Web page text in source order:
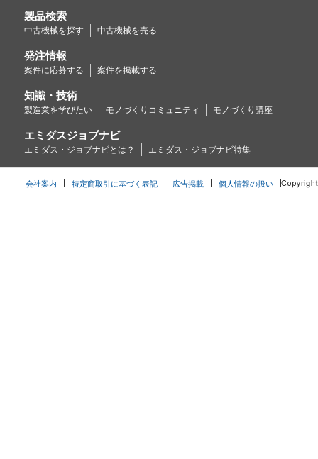
製品検索
中古機械を探す 中古機械を売る
発注情報
案件に応募する 案件を掲載する
知識・技術
製造業を学びたい モノづくりコミュニティ モノづくり講座
エミダスジョブナビ
エミダス・ジョブナビとは？ エミダス・ジョブナビ特集
会社案内 特定商取引に基づく表記 広告掲載 個人情報の扱い